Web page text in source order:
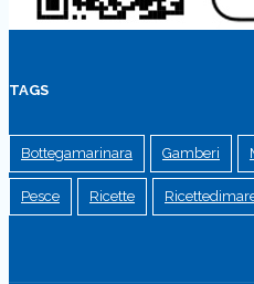
TAGS
Bottegamarinara Gamberi
Pesce Ricette